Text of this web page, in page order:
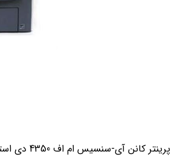
پرینتر کانن آی-سنسیس ام اف 4350 دی استوک